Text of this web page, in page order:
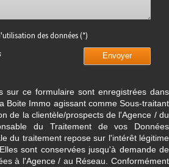
des données (*)
Envoyer
sur ce formulaire sont enregistrées dans
Boite Immo agissant comme Sous-traitant
de la clientèle/prospects de l'Agence / du
du Traitement de vos Données
du traitement repose sur l'intérêt légitime
sont conservées jusqu'à demande de
à l'Agence / au Réseau. Conformément